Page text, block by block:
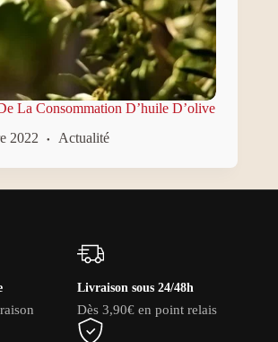
La Consommation D’huile D’olive
2022
Actualité
Livraison sous 24/48h
Dès 3,90€ en point relais